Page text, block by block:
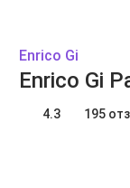
Enrico Gi
Enrico Gi
4.3 195